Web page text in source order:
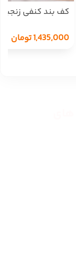
کف بند کنفی زنجیردار
1,435,000تومان